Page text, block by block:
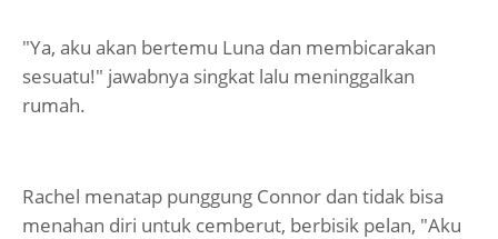
"Ya, aku akan bertemu Luna dan membicarakan
sesuatu!" jawabnya singkat lalu meninggalkan
rumah.
Rachel menatap punggung Connor dan tidak bisa
menahan diri untuk cemberut, berbisik pelan, "Aku